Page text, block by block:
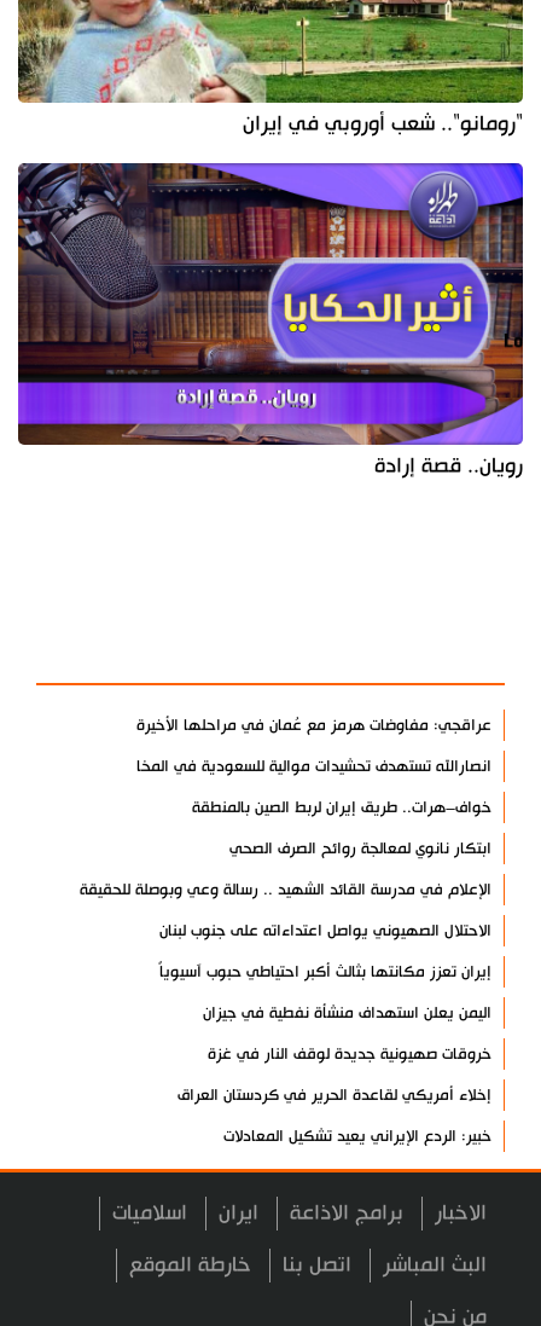
"رومانو".. شعب أوروبي في إيران
رويان.. قصة إرادة
عراقجي: مفاوضات هرمز مع عُمان في مراحلها الأخيرة
انصارالله تستهدف تحشيدات موالية للسعودية في المخا
خواف–هرات.. طريق إيران لربط الصين بالمنطقة
ابتكار نانوي لمعالجة روائح الصرف الصحي
الإعلام في مدرسة القائد الشهيد .. رسالة وعي وبوصلة للحقيقة
الاحتلال الصهيوني يواصل اعتداءاته على جنوب لبنان
إيران تعزز مكانتها بثالث أكبر احتياطي حبوب آسيوياً
اليمن يعلن استهداف منشأة نفطية في جيزان
خروقات صهيونية جديدة لوقف النار في غزة
إخلاء أمريكي لقاعدة الحرير في كردستان العراق
خبير: الردع الإيراني يعيد تشكيل المعادلات
فشل مخططات إسرائيل لزعزعة إيران والمقاومة
انطلاق فعاليات المؤتمر العلمي الدولي العاشر لزيارة الأربعين
العراق يعطل الدوام الرسمي الأربعاء المقبل
مسؤول عسكري: نظامنا القائم في مضيق هرمز لا رجعة عنه
الاخبار برامج الاذاعة ايران اسلاميات
البث المباشر اتصل بنا خارطة الموقع
من نحن